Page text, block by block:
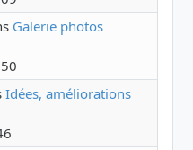
Galerie photos
le dernier message
Idées, améliorations
dernier message